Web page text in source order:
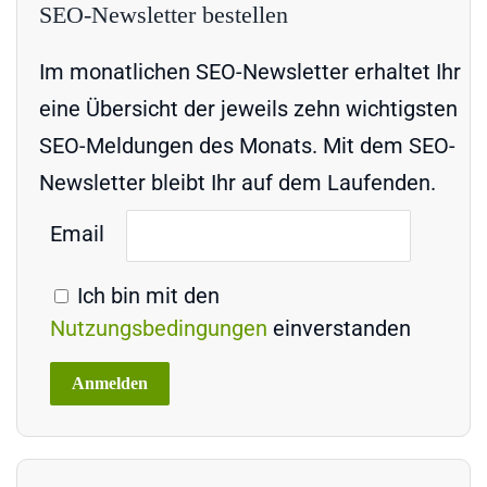
SEO-Newsletter bestellen
Im monatlichen SEO-Newsletter erhaltet Ihr
eine Übersicht der jeweils zehn wichtigsten
SEO-Meldungen des Monats. Mit dem SEO-
Newsletter bleibt Ihr auf dem Laufenden.
Email
Ich bin mit den
Nutzungsbedingungen einverstanden